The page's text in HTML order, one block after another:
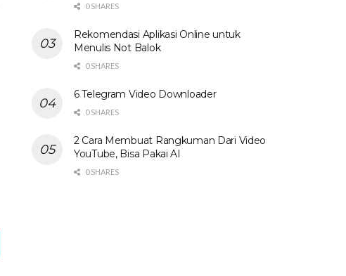
0 SHARES
Rekomendasi Aplikasi Online untuk
Menulis Not Balok
0 SHARES
6 Telegram Video Downloader
0 SHARES
2 Cara Membuat Rangkuman Dari Video
YouTube, Bisa Pakai AI
0 SHARES